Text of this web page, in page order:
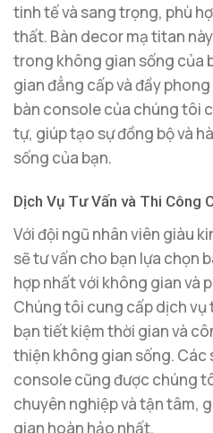
tinh tế và sang trọng, phù
thất. Bàn decor mạ titan
trong không gian sống của
gian đẳng cấp và đầy
bàn console của chúng tôi
tự, giúp tạo sự đồng bộ và
sống của bạn.
Dịch Vụ Tư Vấn và Thi Công
Với đội ngũ nhân viên giàu
sẽ tư vấn cho bạn lựa chọn
hợp nhất với không gian và
Chúng tôi cung cấp dịch
bạn tiết kiệm thời gian và
thiện không gian sống. Các
console cũng được chúng
chuyên nghiệp và tận tâm,
gian hoàn hảo nhất.